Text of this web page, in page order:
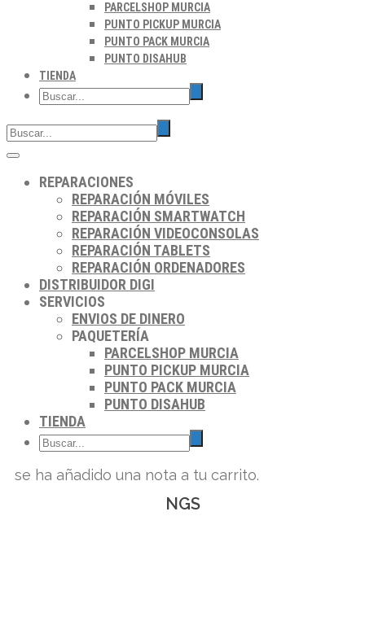
PARCELSHOP MURCIA
PUNTO PICKUP MURCIA
PUNTO PACK MURCIA
PUNTO DISAHUB
TIENDA
REPARACIONES
REPARACIÓN MÓVILES
REPARACIÓN SMARTWATCH
REPARACIÓN VIDEOCONSOLAS
REPARACIÓN TABLETS
REPARACIÓN ORDENADORES
DISTRIBUIDOR DIGI
SERVICIOS
ENVIOS DE DINERO
PAQUETERÍA
PARCELSHOP MURCIA
PUNTO PICKUP MURCIA
PUNTO PACK MURCIA
PUNTO DISAHUB
TIENDA
se ha añadido una nota a tu carrito.
NGS